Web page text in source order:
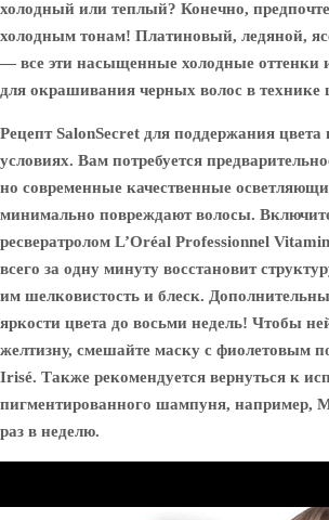
холодный или теплый? Конечно,
холодным тонам! Платиновый, ледяной,
— все эти насыщенные холодные оттенки
для окрашивания черных волос в
Рецепт SalonSecret для поддержания
условиях. Вам потребуется
но современные качественные
минимально повреждают волосы.
ресвератролом L’Oréal Professionnel
всего за одну минуту восстановит
им шелковистость и блеск.
яркости цвета до восьми недель! Чтобы
желтизну, смешайте маску с фиолетовым
Irisé. Также рекомендуется вернуться к
пигментированного шампуня, например,
раз в неделю.